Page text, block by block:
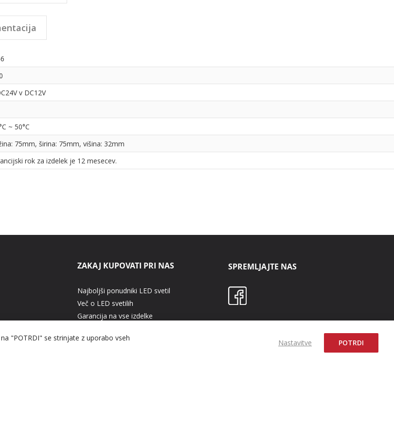
v DC12V
~ 50°C
75mm, širina: 75mm, višina: 32mm
rok za izdelek je 12 mesecev.
ZAKAJ KUPOVATI PRI NAS
Najboljši ponudniki LED svetil
Več o LED svetilih
Garancija na vse izdelke
Hitra dostava
SPREMLJAJTE NAS
"POTRDI" se strinjate z uporabo vseh
Nastavitve POTRDI